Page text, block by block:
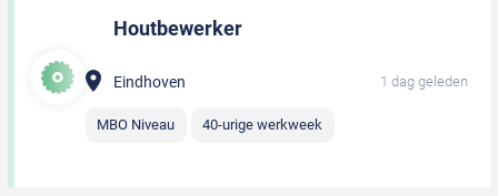
Houtbewerker
Eindhoven 1 dag geleden
MBO Niveau 40-urige werkweek